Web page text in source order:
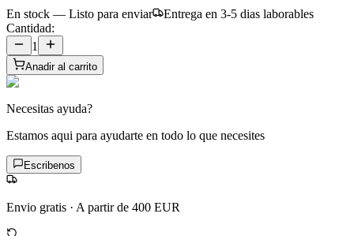
En stock — Listo para enviar
Entrega en 3-5 dias laborables
Cantidad:
1
Anadir al carrito
Necesitas ayuda?
Estamos aqui para ayudarte en todo lo que necesites
Escribenos
Envio gratis · A partir de 400 EUR